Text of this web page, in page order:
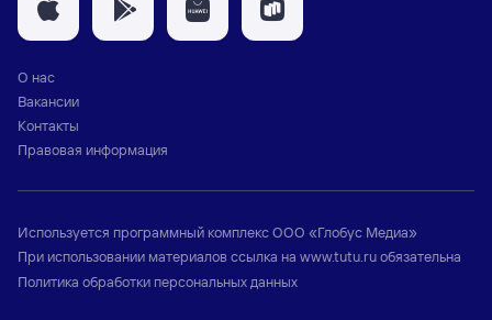
О нас
Вакансии
Контакты
Правовая информация
Используется программный комплексООО «Глобус Медиа»
При использовании материалов ссылка на www.tutu.ruобязательна
Политика обработки персональных данных